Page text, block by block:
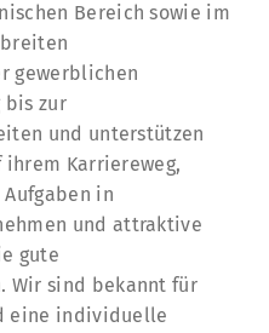
Bereich sowie im
gewerblichen
bis zur
und unterstützen
Karriereweg,
in
und attraktive
gute
Wir sind bekannt für
eine individuelle